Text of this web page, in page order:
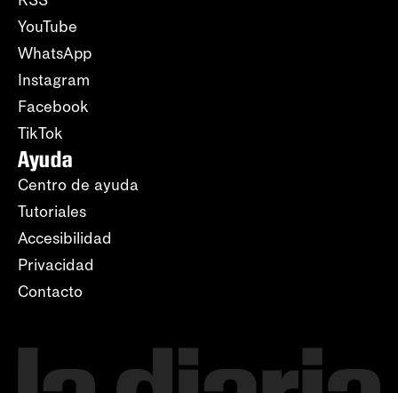
YouTube
WhatsApp
Instagram
Facebook
TikTok
Ayuda
Centro de ayuda
Tutoriales
Accesibilidad
Privacidad
Contacto